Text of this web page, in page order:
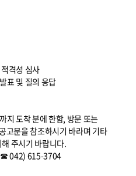
격성 심사
표 및 질의 응답
도착 분에 한함, 방문 또는
고문을 참조하시기 바라며 기타
주시기 바랍니다.
☎ 042) 615-3704